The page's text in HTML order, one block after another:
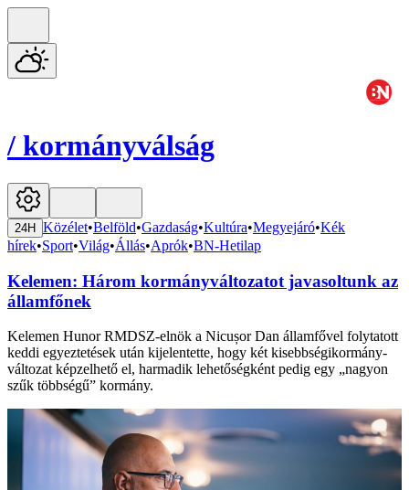
/ kormányválság
24H Közélet•Belföld•Gazdaság•Kultúra•Megyejáró•Kék
hírek•Sport•Világ•Állás•Aprók•BN-Hetilap
Kelemen: Három kormányváltozatot javasoltunk az
államfőnek
Kelemen Hunor RMDSZ-elnök a Nicușor Dan államfővel folytatott
keddi egyeztetések után kijelentette, hogy két kisebbségikormány-
változat képzelhető el, harmadik lehetőségként pedig egy „nagyon
szűk többségű” kormány.